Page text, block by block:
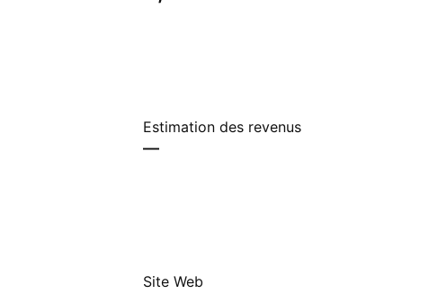
Estimation des revenus
—
Site Web